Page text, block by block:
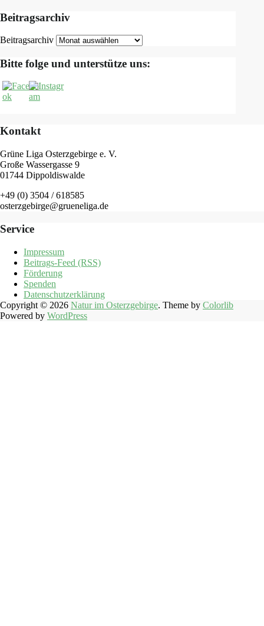
Beitragsarchiv
Beitragsarchiv
Bitte folge und unterstütze uns:
Kontakt
Grüne Liga Osterzgebirge e. V.
Große Wassergasse 9
01744 Dippoldiswalde
+49 (0) 3504 / 618585
osterzgebirge@grueneliga.de
Service
Impressum
Beitrags-Feed (RSS)
Förderung
Spenden
Datenschutzerklärung
Copyright © 2026 Natur im Osterzgebirge. Theme by Colorlib
Powered by WordPress